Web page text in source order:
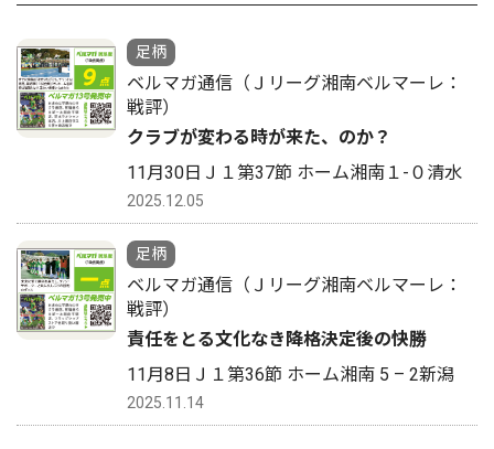
足柄
ベルマガ通信（Ｊリーグ湘南ベルマーレ：
戦評）
クラブが変わる時が来た、のか？
11月30日Ｊ１第37節 ホーム湘南１-０清水
2025.12.05
足柄
ベルマガ通信（Ｊリーグ湘南ベルマーレ：
戦評）
責任をとる文化なき降格決定後の快勝
11月8日Ｊ１第36節 ホーム湘南 5 – 2新潟
2025.11.14